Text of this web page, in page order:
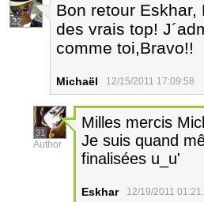
22
Bon retour
des vrais top!
comme toi,Bravo!!
Michaël 12/15/2011 17:09:58
31
Author
Milles mercis
Je suis quand
finalisées u_u'
Eskhar 12/19/2011